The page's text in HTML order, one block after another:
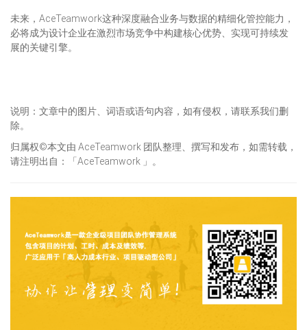
未来，AceTeamwork这种深度融合业务与数据的精细化管控能力，
必将成为设计企业在激烈市场竞争中构建核心优势、实现可持续发
展的关键引擎。
说明：文章中的图片、词语或语句内容，如有侵权，请联系我们删
除。
归属权©本文由 AceTeamwork 团队整理、撰写和发布，如需转载，
请注明出自：「AceTeamwork 」。